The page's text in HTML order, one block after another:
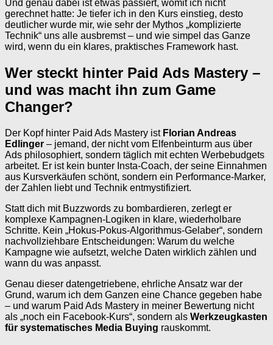
Und genau dabei ist etwas passiert, womit ich nicht
gerechnet hatte: Je tiefer ich in den Kurs einstieg, desto
deutlicher wurde mir, wie sehr der Mythos „komplizierte
Technik“ uns alle ausbremst – und wie simpel das Ganze
wird, wenn du ein klares, praktisches Framework hast.
Wer steckt hinter Paid Ads Mastery –
und was macht ihn zum Game
Changer?
Der Kopf hinter Paid Ads Mastery ist Florian Andreas
Edlinger – jemand, der nicht vom Elfenbeinturm aus über
Ads philosophiert, sondern täglich mit echten Werbebudgets
arbeitet. Er ist kein bunter Insta-Coach, der seine Einnahmen
aus Kursverkäufen schönt, sondern ein Performance-Marker,
der Zahlen liebt und Technik entmystifiziert.
Statt dich mit Buzzwords zu bombardieren, zerlegt er
komplexe Kampagnen-Logiken in klare, wiederholbare
Schritte. Kein „Hokus-Pokus-Algorithmus-Gelaber“, sondern
nachvollziehbare Entscheidungen: Warum du welche
Kampagne wie aufsetzt, welche Daten wirklich zählen und
wann du was anpasst.
Genau dieser datengetriebene, ehrliche Ansatz war der
Grund, warum ich dem Ganzen eine Chance gegeben habe
– und warum Paid Ads Mastery in meiner Bewertung nicht
als „noch ein Facebook-Kurs“, sondern als Werkzeugkasten
für systematisches Media Buying rauskommt.